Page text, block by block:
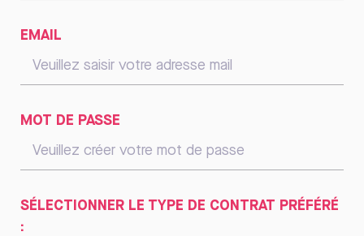
EMAIL
MOT DE PASSE
SÉLECTIONNER LE TYPE DE CONTRAT PRÉFÉRÉ
: